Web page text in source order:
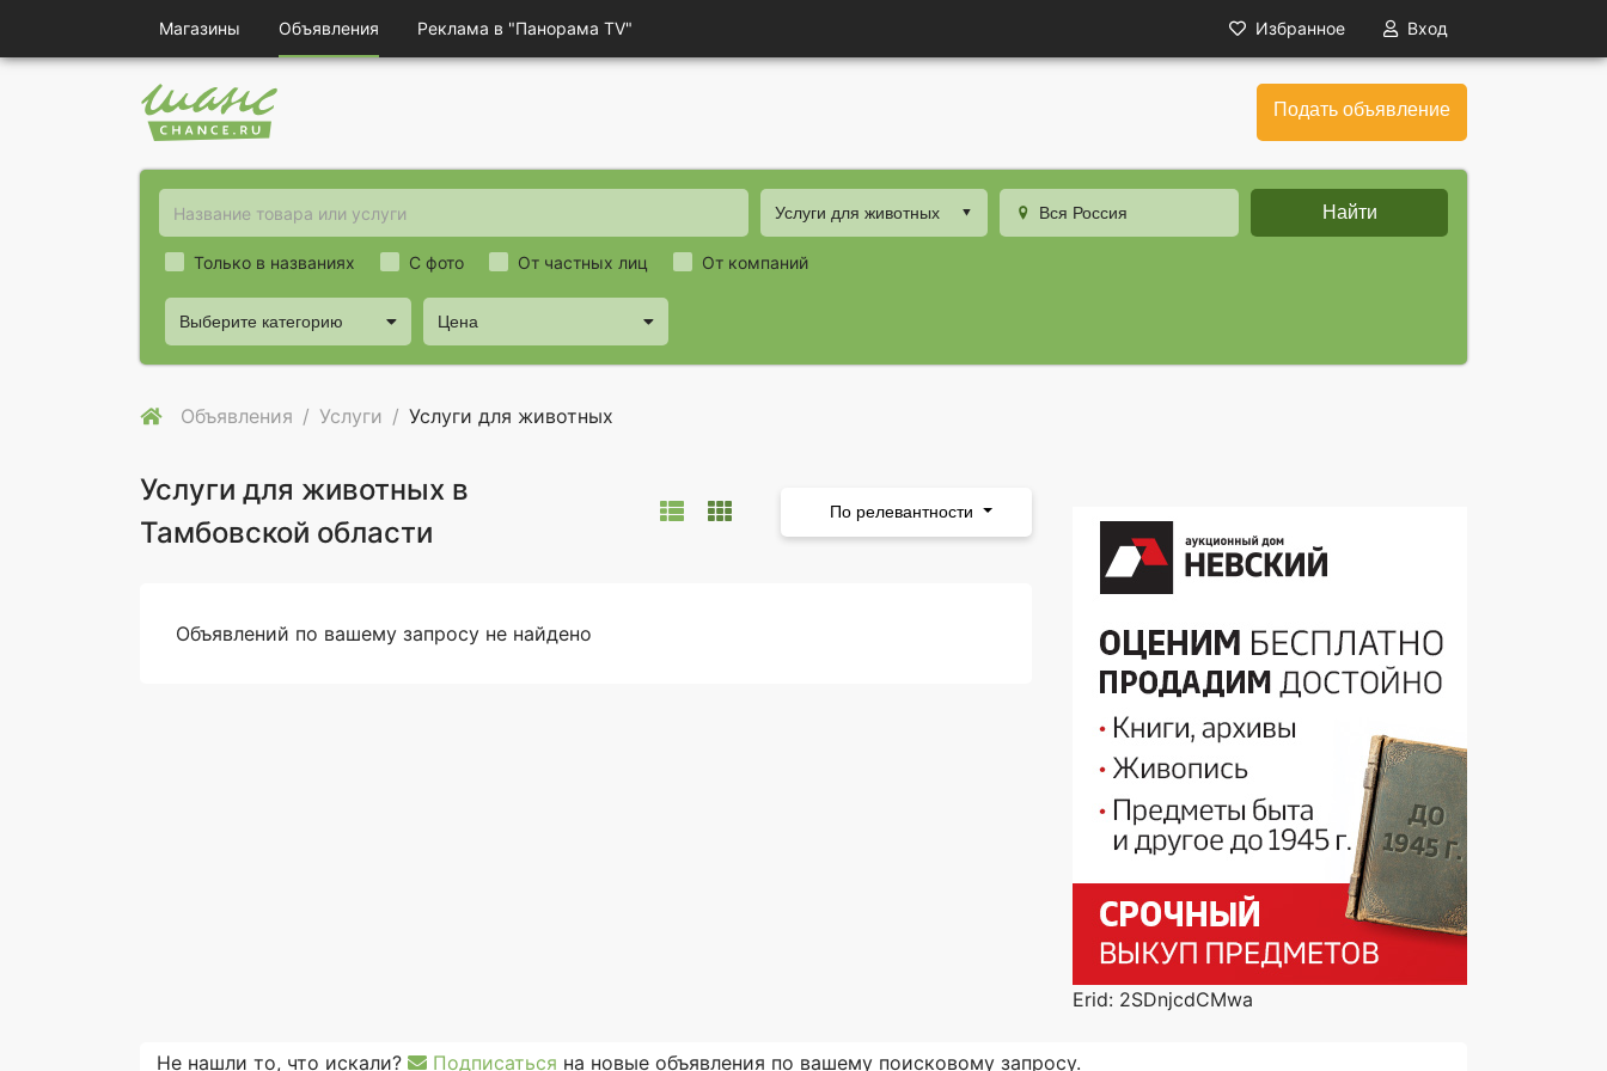
Магазины Объявления Реклама в "Панорама TV" Избранное Вход
Подать объявление
Услуги для животных Вся Россия Найти
Только в названиях
Выберите категорию Цена
С фото От частных лиц От компаний
Объявления Услуги Услуги для животных
Услуги для животных в
Тамбовской области
По релевантности
Объявлений по вашему запросу не найдено
Erid: 2SDnjcdCMwa
Не нашли то, что искали? Подписаться на новые объявления по вашему поисковому запросу.